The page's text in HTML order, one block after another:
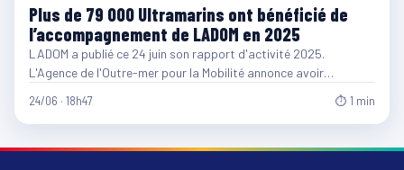
Plus de 79 000 Ultramarins ont bénéficié de
l’accompagnement de LADOM en 2025
LADOM a publié ce 24 juin son rapport d'activité 2025.
L'Agence de l'Outre-mer pour la Mobilité annonce avoir…
24/06 · 18h47 ⏱ 1 min